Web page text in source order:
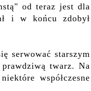
od teraz jest dla
i w końcu zdobył
serwować starszym
twarz. Na
współczesne